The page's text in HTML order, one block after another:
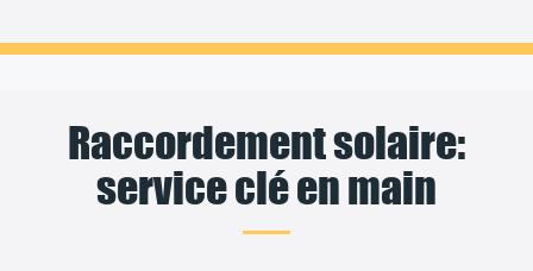
Raccordement solaire:
service clé en main